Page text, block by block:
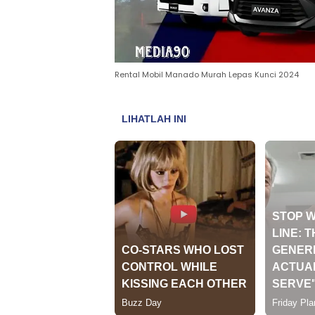
Rental Mobil Manado Murah Lepas Kunci 2024